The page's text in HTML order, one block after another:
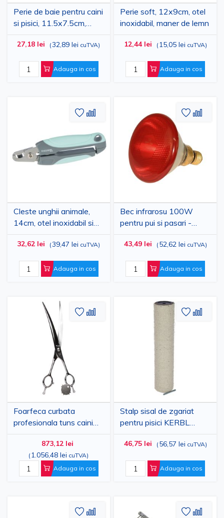
Perie de baie pentru caini
si pisici, 11.5x7.5cm,
capacitate 100ml
27,18 lei (32,89 lei cuTVA)
Adauga in cos
Perie soft, 12x9cm, otel
inoxidabil, maner de lemn
12,44 lei ( 15,05 lei cuTVA)
Adauga in cos
Cleste unghii animale,
14cm, otel inoxidabil si
plastic, verde/gri
32,62 lei (39,47 lei cuTVA)
Adauga in cos
Adaugati
Lista
de
Dorinte
Adaugati
comparare
Bec infrarosu 100W
pentru pui si pasari -
incalzire animale
43,49 lei ( 52,62 lei cuTVA)
Adauga in cos
Dorinte
Foarfeca curbata
profesionala tuns caini
20cm inox
873,12 lei
( 1.056,48 lei cuTVA)
Adauga in cos
Adaugati
Adaugati
Stalp sisal de zgariat
pentru pisici KERBL
30x9 cm
46,75 lei ( 56,57 lei cuTVA)
Adauga in cos
Adaugati
Adaugati